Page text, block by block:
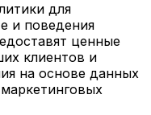
для
и поведения
ценные
клиентов и
на основе данных